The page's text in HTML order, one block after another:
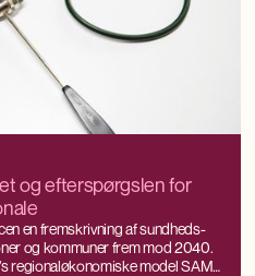
og efterspørgslen for
en fremskrivning af sundheds-
og kommuner frem mod 2040.
regionaløkonomiske model SAM-